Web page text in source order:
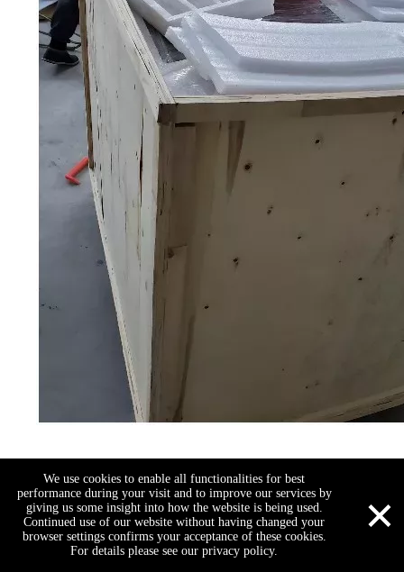
Voorbeeldshow
Aangepaste materialen: koolstofstaal, zacht staal, roestvrij
staal, siliciumstaal, aluminiumlegering, titaniumlegering,
E -mail Bel ons
We use cookies to enable all functionalities for best
performance during your visit and to improve our services by
giving us some insight into how the website is being used.
Continued use of our website without having changed your
browser settings confirms your acceptance of these cookies.
For details please see our privacy policy.
×